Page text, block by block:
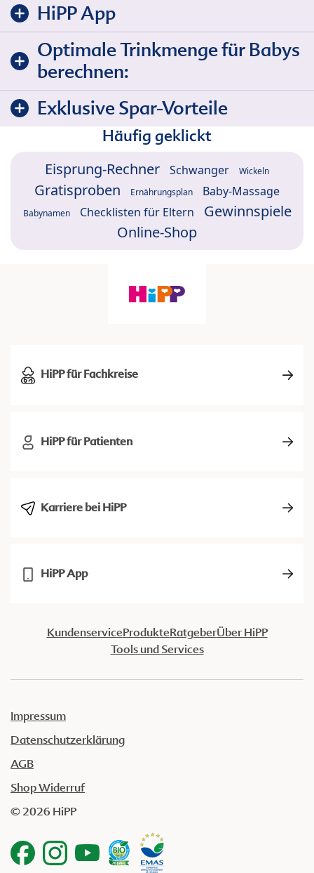
HiPP App
Optimale Trinkmenge für Babys
berechnen:
Exklusive Spar-Vorteile
Häufig geklickt
Eisprung-Rechner Schwanger Wickeln
Gratisproben Ernährungsplan Baby-Massage
Babynamen Checklisten für Eltern
Gewinnspiele
Online-Shop
HiPP für Fachkreise
HiPP für Patienten
Karriere bei HiPP
HiPP App
KundenserviceProdukteRatgeberÜber HiPP
Tools und Services
Impressum
Datenschutzerklärung
AGB
Shop Widerruf
© 2026 HiPP